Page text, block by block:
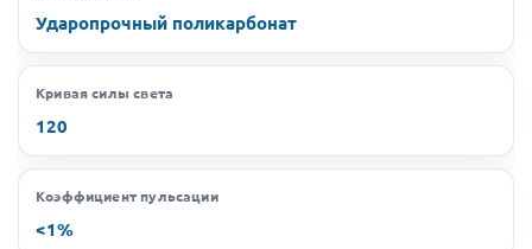
Ударопрочный поликарбонат
Кривая силы света
120
Коэффициент пульсации
<1%